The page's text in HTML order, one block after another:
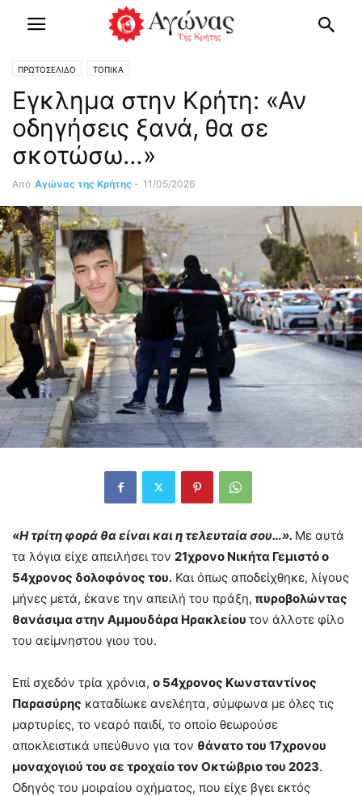
ΠΡΩΤΟΣΕΛΙΔΟ ΤΟΠΙΚΑ
Εγκλημα στην Κρήτη: «Αν
οδηγήσεις ξανά, θα σε
σκοτώσω…»
Από Αγώνας της Κρήτης - 11/05/2026
«H τρίτη φορά θα είναι και η τελευταία σου…». Με αυτά
τα λόγια είχε απειλήσει τον 21χρονο Νικήτα Γεμιστό ο
54χρονος δολοφόνος του. Και όπως αποδείχθηκε, λίγους
μήνες μετά, έκανε την απειλή του πράξη, πυροβολώντας
θανάσιμα στην Αμμουδάρα Ηρακλείου τον άλλοτε φίλο
του αείμνηστου γιου του.
Επί σχεδόν τρία χρόνια, ο 54χρονος Κωνσταντίνος
Παρασύρης καταδίωκε ανελέητα, σύμφωνα με όλες τις
μαρτυρίες, το νεαρό παιδί, το οποίο θεωρούσε
αποκλειστικά υπεύθυνο για τον θάνατο του 17χρονου
μοναχογιού του σε τροχαίο τον Οκτώβριο του 2023.
Οδηγός του μοιραίου οχήματος, που είχε βγει εκτός